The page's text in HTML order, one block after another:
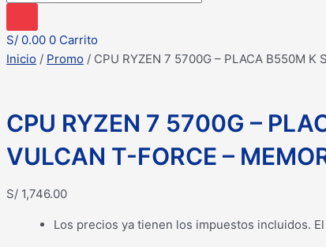
productos
S/ 0.00 0 Carrito
Inicio / Promo / CPU RYZEN 7 5700G – PLACA B550M K
CPU RYZEN 7 5700G –
VULCAN T-FORCE –
S/ 1,746.00
Los precios ya tienen los impuestos incluidos.